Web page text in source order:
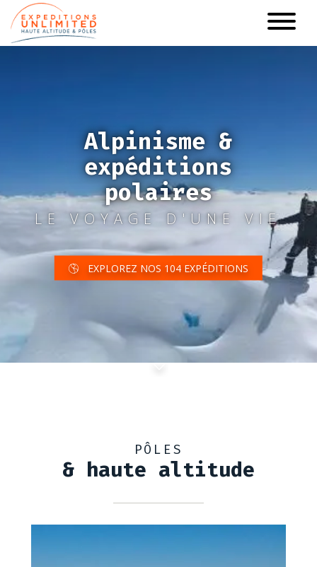
Aller
au
contenu
Alpinisme &
expéditions
polaires
LE VOYAGE D'UNE VIE
EXPLOREZ NOS 104 EXPÉDITIONS
PÔLES
& haute altitude